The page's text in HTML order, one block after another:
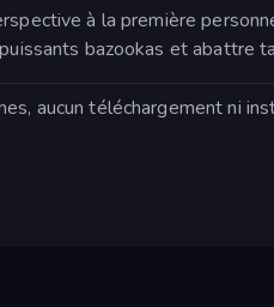
à la première
bazookas et abattre
aucun téléchargement ni